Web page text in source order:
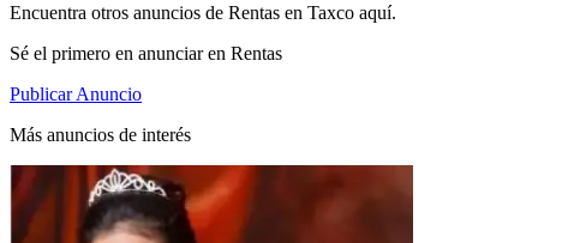
Encuentra otros anuncios de Rentas en Taxco aquí.
Sé el primero en anunciar en Rentas
Publicar Anuncio
Más anuncios de interés